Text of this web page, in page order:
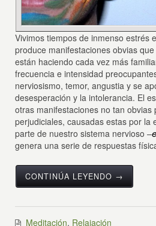
Vivimos tiempos de inmenso estrés
produce manifestaciones obvias
están haciendo cada vez más
frecuencia e intensidad
nerviosismo, temor, angustia y se
desesperación y la intolerancia. El
otras manifestaciones no tan obvias
perjudiciales, causadas estas por la
parte de nuestro sistema nervioso –
genera una serie de respuestas
CONTINÚA LEYENDO →
Meditación, Relajación